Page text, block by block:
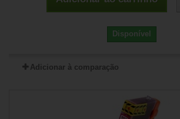
Disponível
Adicionar à comparação